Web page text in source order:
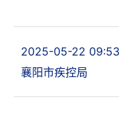
2025-05-22 09:53
襄阳市疾控局